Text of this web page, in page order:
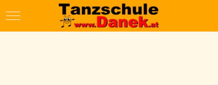
Mobile Menu Toggle